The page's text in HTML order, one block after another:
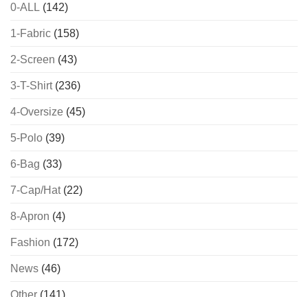
0-ALL (142)
1-Fabric (158)
2-Screen (43)
3-T-Shirt(236)
4-Oversize (45)
5-Polo (39)
6-Bag (33)
7-Cap/Hat(22)
8-Apron (4)
Fashion (172)
News (46)